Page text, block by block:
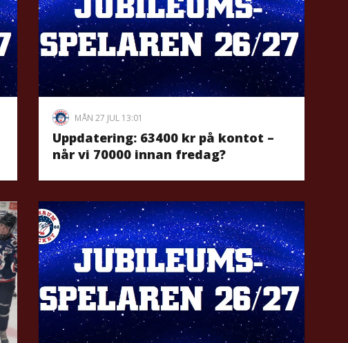
MÅN 27 JUL 13:01
Uppdatering: 63400 kr på kontot –
når vi 70000 innan fredag?